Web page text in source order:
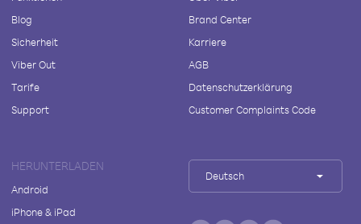
Blog
Sicherheit
Viber Out
Tarife
Support
Brand Center
Karriere
AGB
Datenschutzerklärung
Customer Complaints Code
HERUNTERLADEN
Android
iPhone & iPad
Deutsch